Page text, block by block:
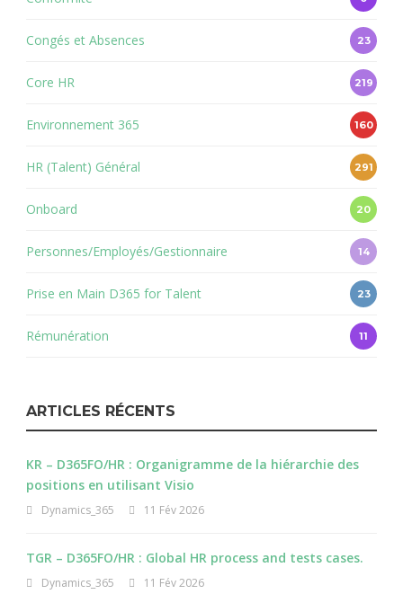
Congés et Absences 23
Core HR 219
Environnement 365 160
HR (Talent) Général 291
Onboard 20
Personnes/Employés/Gestionnaire 14
Prise en Main D365 for Talent 23
Rémunération 11
ARTICLES RÉCENTS
KR – D365FO/HR : Organigramme de la hiérarchie des
positions en utilisant Visio
Dynamics_365 11 Fév 2026
TGR – D365FO/HR : Global HR process and tests cases.
Dynamics_365 11 Fév 2026